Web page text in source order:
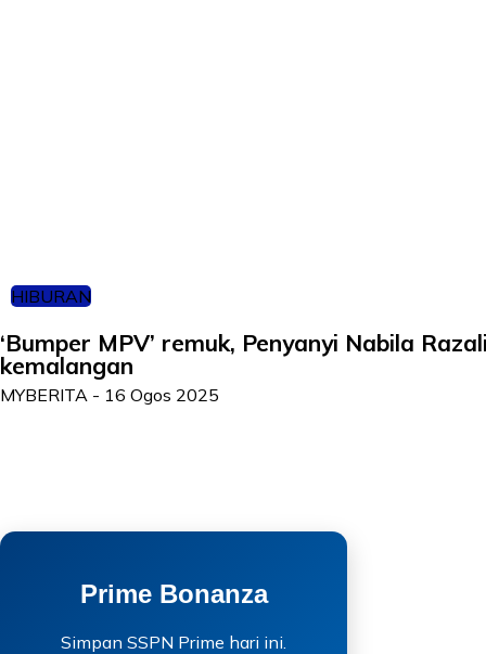
HIBURAN
‘Bumper MPV’ remuk, Penyanyi Nabila
kemalangan
MYBERITA - 16 Ogos 2025
Prime Bonanza
Simpan SSPN Prime hari ini.